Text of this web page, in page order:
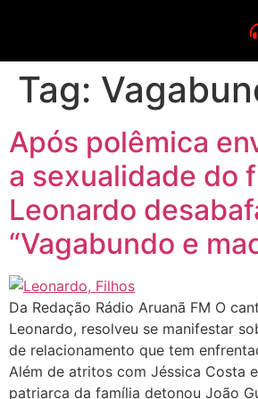
Tag:
Após polêmica
a sexualidade do
Leonardo
“Vagabundo e
Da Redação Rádio Aruanã FM O
Leonardo, resolveu se manifestar
de relacionamento que tem
Além de atritos com Jéssica Costa
patriarca da família detonou João